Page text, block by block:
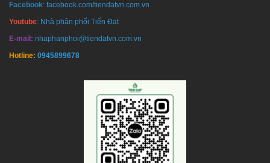
Facebook: facebook.com/tiendatvn.com.vn
Youtube: Nhà phân phối Tiến Đạt
E-mail: nhaphanphoi@tiendatvn.com.vn
Hotline: 0945899678